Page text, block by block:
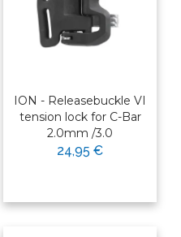
ION - Releasebuckle VI
tension lock for C-Bar
2.0mm /3.0
24,95 €